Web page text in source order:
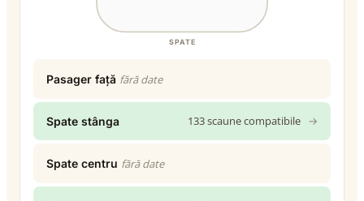
SPATE
Pasager față fără date
Spate stânga 133 scaune compatibile →
Spate centru fără date